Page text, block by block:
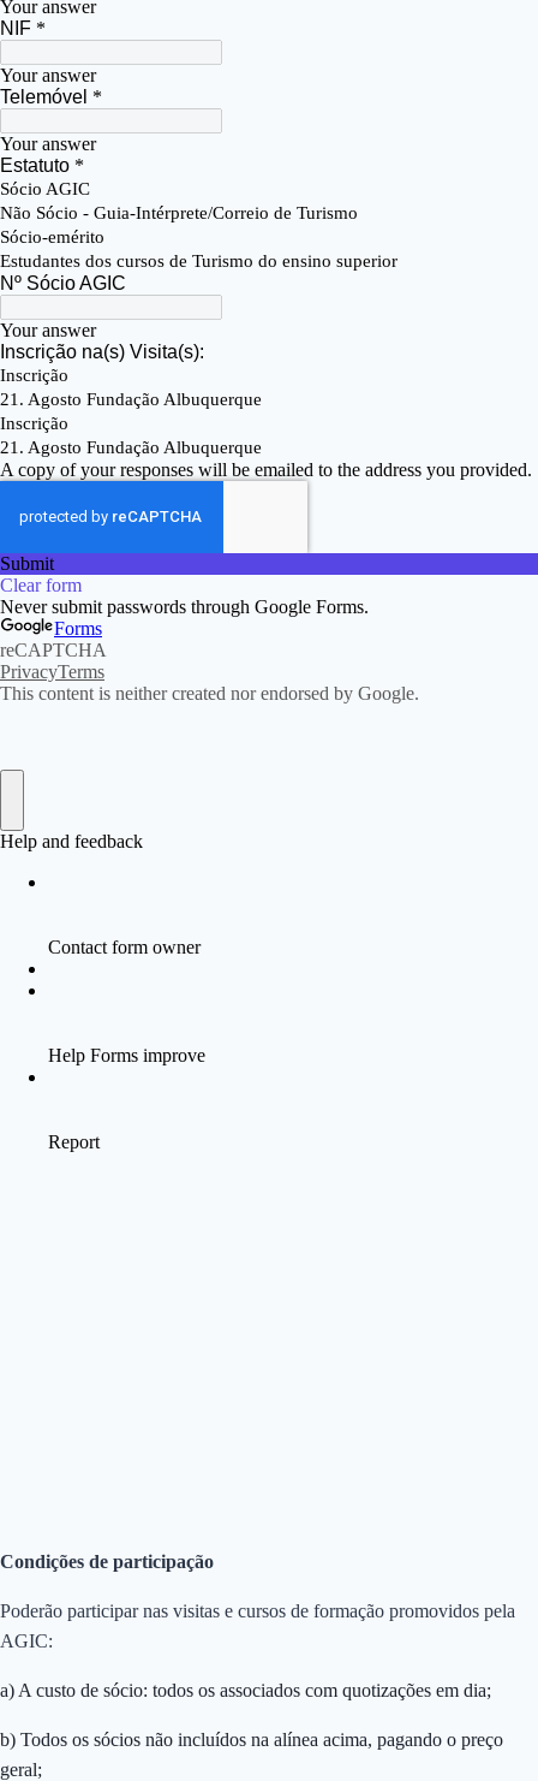
Condições de participação
Poderão participar nas visitas e cursos de formação promovidos pela
AGIC:
a) A custo de sócio: todos os associados com quotizações em dia;
b) Todos os sócios não incluídos na alínea acima, pagando o preço
geral;